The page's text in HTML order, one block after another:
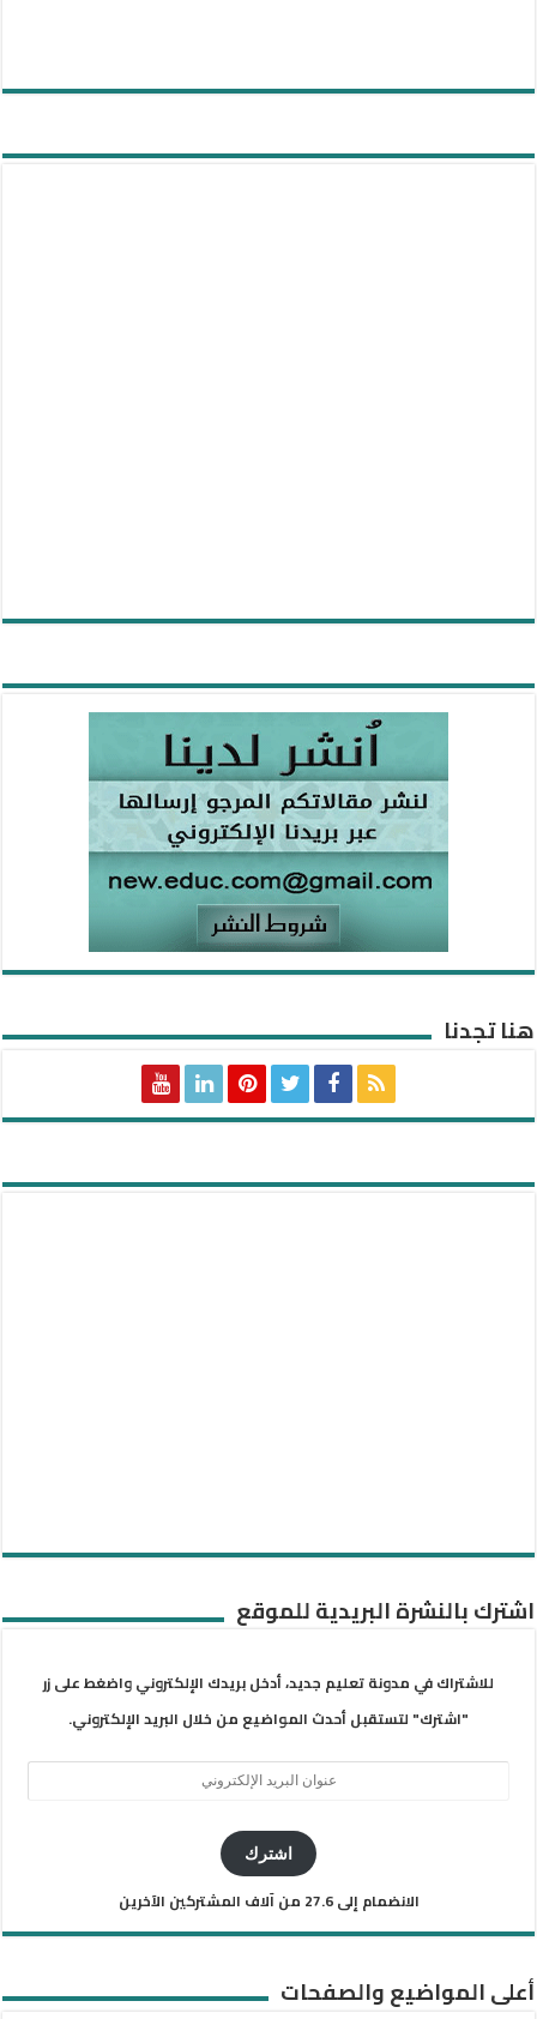
هنا تجدنا
اشترك بالنشرة البريدية للموقع
للاشتراك في مدونة تعليم جديد، أدخل بريدك الإلكتروني واضغط على زر
"اشترك" لتستقبل أحدث المواضيع من خلال البريد الإلكتروني.
اشترك
الانضمام إلى 27.6 من آلاف المشتركين الآخرين
أعلى المواضيع والصفحات